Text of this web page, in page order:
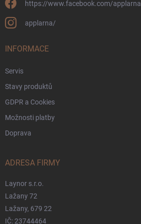
https://www.facebook.com/applarna
applarna/
INFORMACE
Servis
Stavy produktů
GDPR a Cookies
Možnosti platby
Doprava
ADRESA FIRMY
Laynor s.r.o.
Lažany 72
Lažany, 679 22
IČ: 23744464